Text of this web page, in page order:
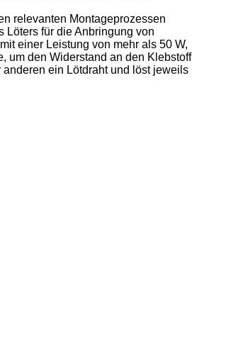
relevanten Montageprozessen
Löters für die Anbringung von
einer Leistung von mehr als 50 W,
um den Widerstand an den Klebstoff
ein Lötdraht und löst jeweils